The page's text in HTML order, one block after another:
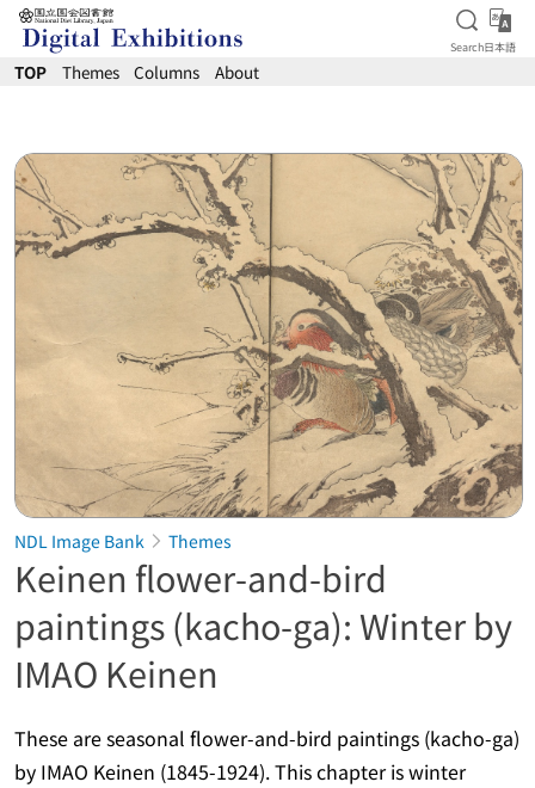
Jump to main content
Open
Search 日
日本語
TOP Themes Columns About
NDL Image Bank Themes
Keinen flower-and-bird
paintings (kacho-ga): Winter by
IMAO Keinen
These are seasonal flower-and-bird paintings (kacho-ga)
by IMAO Keinen (1845-1924). This chapter is winter